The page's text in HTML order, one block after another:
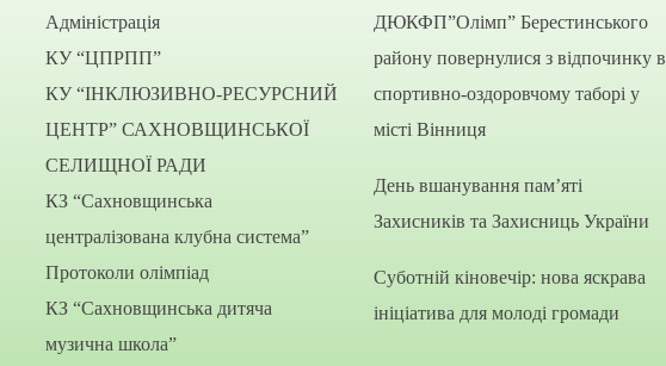
Адміністрація
КУ “ЦПРПП”
КУ “ІНКЛЮЗИВНО-РЕСУРСНИЙ
ЦЕНТР” САХНОВЩИНСЬКОЇ
СЕЛИЩНОЇ РАДИ
КЗ “Сахновщинська
централізована клубна система”
Протоколи олімпіад
КЗ “Сахновщинська дитяча
музична школа”
ДЮКФП”Олімп” Берестинського
району повернулися з відпочинку в
спортивно-оздоровчому таборі у
місті Вінниця
День вшанування пам’яті
Захисників та Захисниць України
Суботній кіновечір: нова яскрава
ініціатива для молоді громади